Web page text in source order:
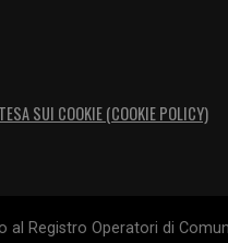
SUI COOKIE (COOKIE POLICY)
Registro Operatori di